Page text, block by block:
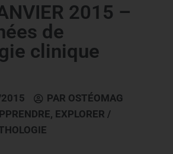
2015 –
de
clinique
PAR OSTÉOMAG
, EXPLORER /